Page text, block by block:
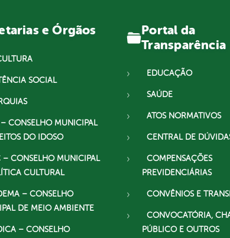
e Órgãos
SOCIAL
CONSELHO MUNICIPAL
DO IDOSO
– CONSELHO MUNICIPAL
CULTURAL
– CONSELHO
DE MEIO AMBIENTE
– CONSELHO
Portal da
Transparência
EDUCAÇÃO
SAÚDE
ATOS NORMATIVOS
CENTRAL DE
COMPENSAÇÕES
PREVIDENCIÁRIAS
CONVÊNIOS E
CONVOCATÓRIA,
PÚBLICO E OUTROS